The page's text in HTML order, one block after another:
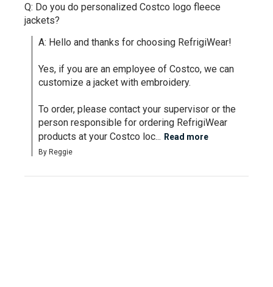
Q: Do you do personalized Costco logo fleece
jackets?
A: Hello and thanks for choosing RefrigiWear!
Yes, if you are an employee of Costco, we can
customize a jacket with embroidery.
To order, please contact your supervisor or the
person responsible for ordering RefrigiWear
products at your Costco loc... Read more
By Reggie